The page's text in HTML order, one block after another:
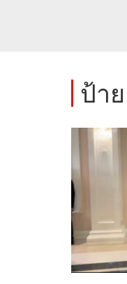
ป้า